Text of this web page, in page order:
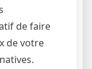
de faire
de votre